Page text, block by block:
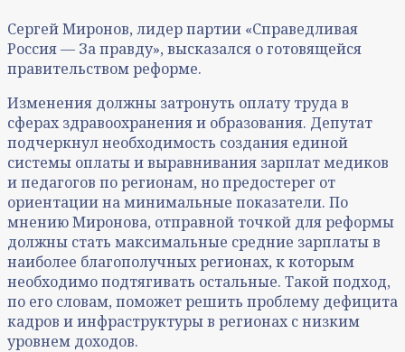
Сергей Миронов, лидер партии «Справедливая
Россия — За правду», высказался о готовящейся
правительством реформе.
Изменения должны затронуть оплату труда в
сферах здравоохранения и образования. Депутат
подчеркнул необходимость создания единой
системы оплаты и выравнивания зарплат медиков
и педагогов по регионам, но предостерег от
ориентации на минимальные показатели. По
мнению Миронова, отправной точкой для реформы
должны стать максимальные средние зарплаты в
наиболее благополучных регионах, к которым
необходимо подтягивать остальные. Такой подход,
по его словам, поможет решить проблему дефицита
кадров и инфраструктуры в регионах с низким
уровнем доходов.